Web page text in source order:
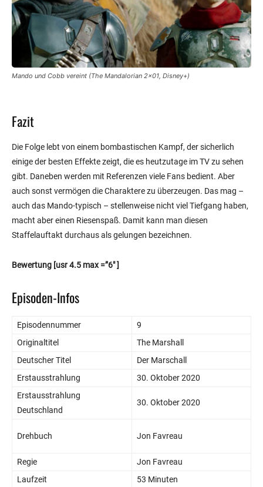
Mando und Cobb vereint (The Mandalorian 2×01, Disney+)
Fazit
Die Folge lebt von einem bombastischen Kampf, der sicherlich
einige der besten Effekte zeigt, die es heutzutage im TV zu sehen
gibt. Daneben werden mit Referenzen viele Fans bedient. Aber
auch sonst vermögen die Charaktere zu überzeugen. Das mag –
auch das Mando-typisch – stellenweise nicht viel Tiefgang haben,
macht aber einen Riesenspaß. Damit kann man diesen
Staffelauftakt durchaus als gelungen bezeichnen.
Bewertung [usr 4.5 max =”6″ ]
Episoden-Infos
Episodennummer
9
Originaltitel
The Marshall
Deutscher Titel
Der Marschall
Erstausstrahlung
30. Oktober 2020
Erstausstrahlung
Deutschland
30. Oktober 2020
Drehbuch Jon Favreau
Regie
Jon Favreau
Laufzeit
53 Minuten